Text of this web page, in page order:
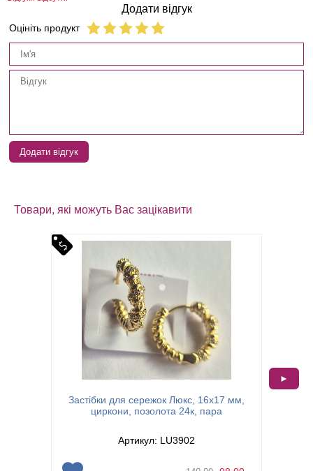
Додати відгук
Оцініть продукт
Додати відгук
Товари, які можуть Вас зацікавити
Застібки для сережок Люкс, 16х17 мм,
циркони, позолота 24к, пара
Артикул: LU3902
►